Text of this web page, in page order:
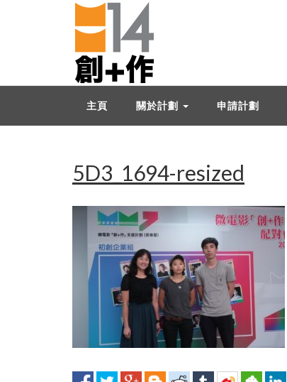
主頁 關於計劃 申請計劃
5D3_1694-resized